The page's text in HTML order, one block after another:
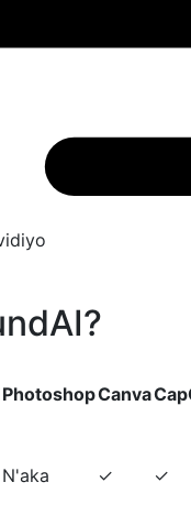
PhotoshopCanva
N'aka ✓ ✓